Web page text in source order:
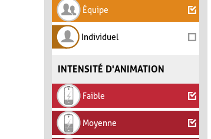
Équipe
Individuel
INTENSITÉ D'ANIMATION
Faible
Moyenne